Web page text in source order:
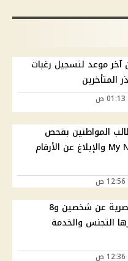
آخر موعد لتسجيل رغبات
المتأخرين
المواطنين بفحص
خطوطهم عبر My NTRA والإبلاغ عن الأرقام
إسقاط الجنسية المصرية عن شخصين و8
التجنس والخدمة